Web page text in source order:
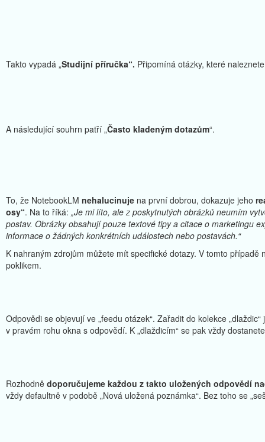
Takto vypadá „Studijní příručka“. Připomíná otázky, které
A následující souhrn patří „Často kladeným dotazům“.
To, že NotebookLM nehalucinuje na první dobrou, dokazuje jeho
osy“. Na to říká: „Je mi líto, ale z poskytnutých obrázků neumím
postav. Obrázky obsahují pouze textové tipy a citace o marketingu
informace o žádných konkrétních událostech nebo postavách.“
K nahraným zdrojům můžete mít specifické dotazy. V tomto
poklikem.
Odpovědi se objevují ve „feedu otázek“. Zařadit do kolekce
v pravém rohu okna s odpovědí. K „dlaždicím“ se pak vždy
Rozhodně doporučujeme každou z takto uložených odpovědí
vždy defaultně v podobě „Nová uložená poznámka“. Bez toho se